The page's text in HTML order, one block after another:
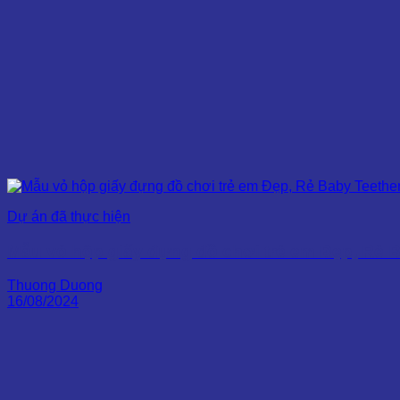
Dự án đã thực hiện
Thuong Duong
16/08/2024